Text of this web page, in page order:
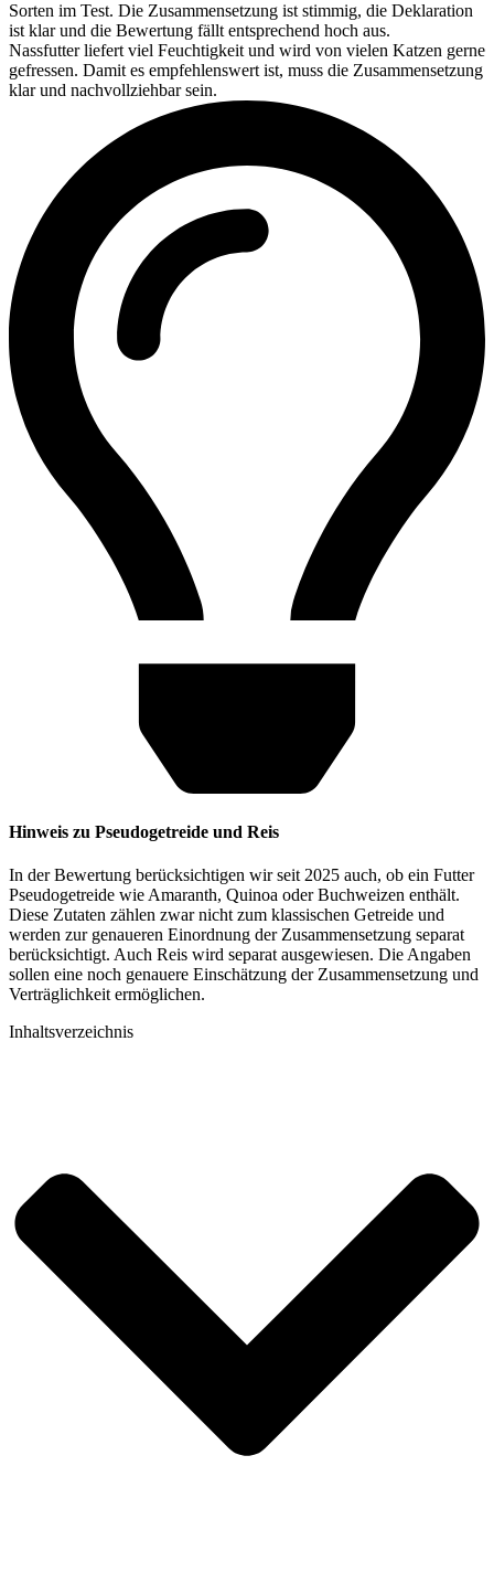
Sorten im Test. Die Zusammensetzung ist stimmig, die Deklaration
ist klar und die Bewertung fällt entsprechend hoch aus.
Nassfutter liefert viel Feuchtigkeit und wird von vielen Katzen gerne
gefressen. Damit es empfehlenswert ist, muss die Zusammensetzung
klar und nachvollziehbar sein.
Hinweis zu Pseudogetreide und Reis
In der Bewertung berücksichtigen wir seit 2025 auch, ob ein Futter
Pseudogetreide wie Amaranth, Quinoa oder Buchweizen enthält.
Diese Zutaten zählen zwar nicht zum klassischen Getreide und
werden zur genaueren Einordnung der Zusammensetzung separat
berücksichtigt. Auch Reis wird separat ausgewiesen. Die Angaben
sollen eine noch genauere Einschätzung der Zusammensetzung und
Verträglichkeit ermöglichen.
Inhaltsverzeichnis​